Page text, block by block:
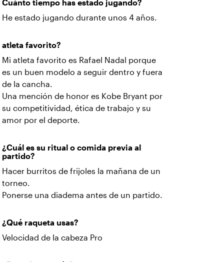
Cuánto tiempo has estado jugando?
He estado jugando durante unos 4 años.
atleta favorito?
Mi atleta favorito es Rafael Nadal porque
es un buen modelo a seguir dentro y fuera
de la cancha.
Una mención de honor es Kobe Bryant por
su competitividad, ética de trabajo y su
amor por el deporte.
¿Cuál es su ritual o comida previa al
partido?
Hacer burritos de frijoles la mañana de un
torneo.
Ponerse una diadema antes de un partido.
¿Qué raqueta usas?
Velocidad de la cabeza Pro